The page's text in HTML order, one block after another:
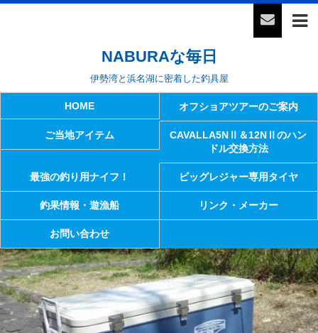
NABURAな毎日
伊勢湾と浜名湖に密着した釣具屋
HOME オフショアツアーのご案内
ご当地アイテム
CAVALLA5NⅡ＆12NⅡのハン
ドル交換方法
最強の釣り用ナイフ！ ビッグレジャー専用タイヤ
釣果情報・遊漁船 リンク・メーカー
お問い合わせ